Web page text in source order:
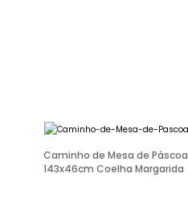
Caminho de Mesa de Páscoa
143x46cm Coelha Margarida